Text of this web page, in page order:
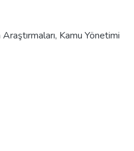
, Kamu Yönetimi